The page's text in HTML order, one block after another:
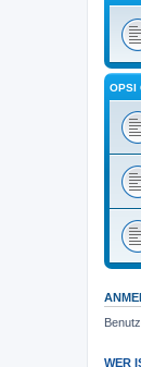
OPSI
WER